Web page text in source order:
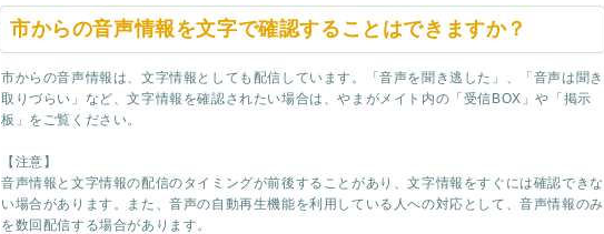
市からの音声情報を文字で確認することはできますか？
市からの音声情報は、文字情報としても配信しています。「音声を聞き逃した」、「音声は聞き
取りづらい」など、文字情報を確認されたい場合は、やまがメイト内の「受信BOX」や「掲示
板」をご覧ください。
【注意】
音声情報と文字情報の配信のタイミングが前後することがあり、文字情報をすぐには確認できな
い場合があります。また、音声の自動再生機能を利用している人への対応として、音声情報のみ
を数回配信する場合があります。